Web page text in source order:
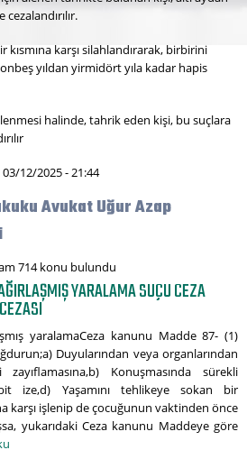
cezalandırılır.
kısmına karşı silahlandırarak, birbirini
yıldan yirmidört yıla kadar hapis
halinde, tahrik eden kişi, bu suçlara
12/2025 - 21:44
Avukat Uğur Azap
714 konu bulundu
YARALAMA SUÇU CEZA
yaralamaCeza kanunu Madde 87- (1)
Duyularından veya organlarından
Konuşmasında sürekli
ize,d) Yaşamını tehlikeye sokan bir
karşı işlenip de çocuğunun vaktinden önce
yukarıdaki Ceza kanunu Maddeye göre